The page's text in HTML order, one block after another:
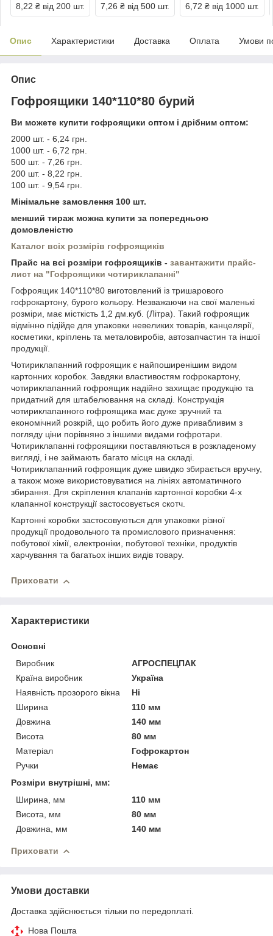
8,22 ₴ від 200 шт. 7,26 ₴ від 500 шт. 6,72 ₴ від 1000 шт.
Опис Характеристики Доставка Оплата Умови
Опис
Гофроящики 140*110*80 бурий
Ви можете купити гофроящики оптом і дрібним оптом:
2000 шт. - 6,24 грн.
1000 шт. - 6,72 грн.
500 шт. - 7,26 грн.
200 шт. - 8,22 грн.
100 шт. - 9,54 грн.
Мінімальне замовлення 100 шт.
менший тираж можна купити за попередньою
домовленістю
Каталог всіх розмірів гофроящиків
Прайс на всі розміри гофроящиків - завантажити прайс-
лист на "Гофроящики чотириклапанні"
Гофроящик 140*110*80 виготовлений із тришарового
гофрокартону, бурого кольору. Незважаючи на свої маленькі
розміри, має місткість 1,2 дм.куб. (Літра). Такий гофроящик
відмінно підійде для упаковки невеликих товарів, канцелярії,
косметики, кріплень та металовиробів, автозапчастин та іншої
продукції.
Чотириклапанний гофроящик є найпоширенішим видом
картонних коробок. Завдяки властивостям гофрокартону,
чотириклапанний гофроящик надійно захищає продукцію та
придатний для штабелювання на складі. Конструкція
чотириклапанного гофроящика має дуже зручний та
економічний розкрій, що робить його дуже привабливим з
погляду ціни порівняно з іншими видами гофротари.
Чотириклапанні гофроящики поставляються в розкладеному
вигляді, і не займають багато місця на складі.
Чотириклапанний гофроящик дуже швидко збирається вручну,
а також може використовуватися на лініях автоматичного
збирання. Для скріплення клапанів картонної коробки 4-х
клапанної конструкції застосовується скотч.
Картонні коробки застосовуються для упаковки різної
продукції продовольчого та промислового призначення:
побутової хімії, електроніки, побутової техніки, продуктів
харчування та багатьох інших видів товару.
Приховати
Характеристики
Основні
Виробник
АГРОСПЕЦПАК
Країна виробник
Україна
Наявність прозорого вікна
Ні
Ширина
110 мм
Довжина
140 мм
Висота
80 мм
Матеріал
Гофрокартон
Ручки
Немає
Розміри внутрішні, мм:
Ширина, мм
110 мм
Висота, мм
80 мм
Довжина, мм
140 мм
Приховати
Умови доставки
Доставка здійснюється тільки по передоплаті.
Нова Пошта